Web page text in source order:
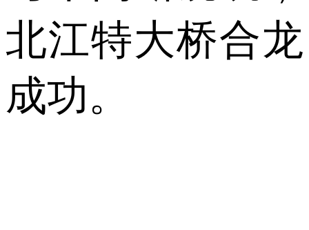
北江特大桥合龙
成功。